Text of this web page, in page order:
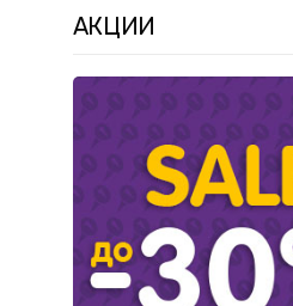
АКЦИИ